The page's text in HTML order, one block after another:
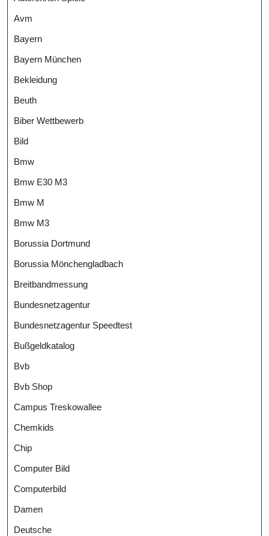
Avm
Bayern
Bayern München
Bekleidung
Beuth
Biber Wettbewerb
Bild
Bmw
Bmw E30 M3
Bmw M
Bmw M3
Borussia Dortmund
Borussia Mönchengladbach
Breitbandmessung
Bundesnetzagentur
Bundesnetzagentur Speedtest
Bußgeldkatalog
Bvb
Bvb Shop
Campus Treskowallee
Chemkids
Chip
Computer Bild
Computerbild
Damen
Deutsche